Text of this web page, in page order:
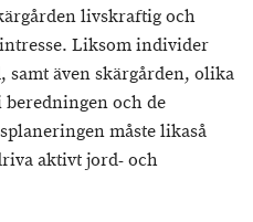
livskraftig och
Liksom individer
samt även skärgården, olika
beredningen och de
måste likaså
aktivt jord- och